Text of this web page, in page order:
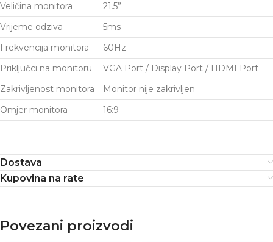
Veličina monitora
21.5”
Vrijeme odziva
5ms
Frekvencija monitora
60Hz
Priključci na monitoru
VGA Port / Display Port / HDMI Port
Zakrivljenost monitora
Monitor nije zakrivljen
Omjer monitora
16:9
Dostava
Kupovina na rate
Povezani proizvodi